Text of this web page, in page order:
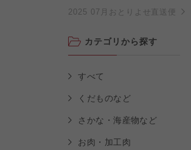
2025 07月おとりよせ直送便
カテゴリから探す
すべて
くだものなど
さかな・海産物など
お肉・加工肉